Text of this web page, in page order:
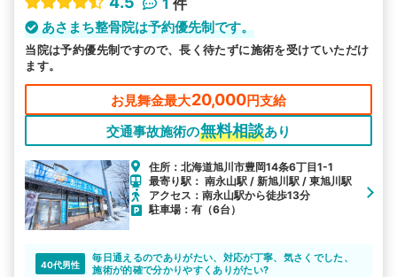
駅から探す
1 件
あさまち整骨院は予約優先制です。
当院は予約優先制ですので、長く待たずに施術を受けていただけ
ます。
お見舞金最大20,000円支給
交通事故施術の無料相談あり
住所：北海道旭川市豊岡14条6丁目1-1
最寄り駅： 南永山駅 / 新旭川駅 / 東旭川駅
アクセス：南永山駅から徒歩13分
駐車場：有（6台）
40代男性
毎日通えるのでありがたい、対応が丁寧、気さくでした、
施術が的確で分かりやすくありがたい?